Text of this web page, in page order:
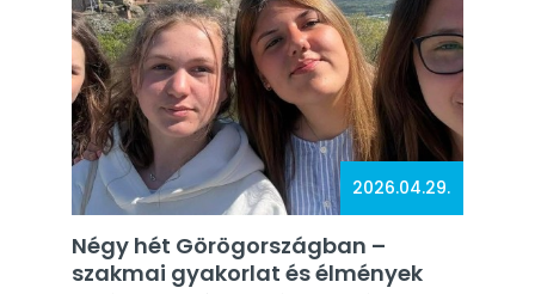
2026.04.29.
Négy hét Görögországban –
szakmai gyakorlat és élmények